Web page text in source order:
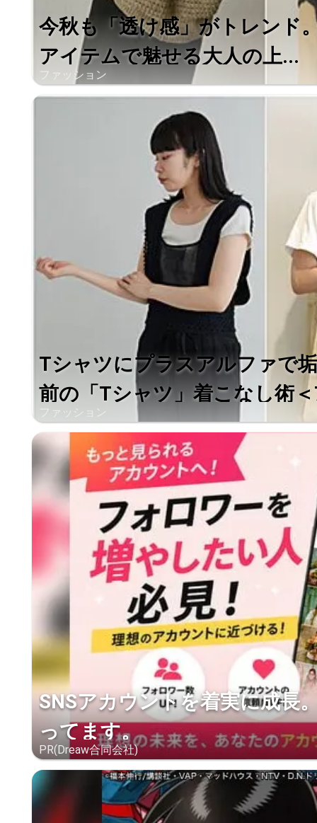
今秋も「透け感」がトレンド
アイテムで魅せる大人の上...
ファッション
Tシャツにプラスアルファで
前の「Tシャツ」着こなし術
ファッション
SNSアカウントを着実に成長
ってます。
PR(Dreaw合同会社)